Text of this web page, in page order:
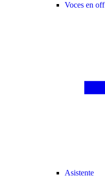
Voces en off
Asistente